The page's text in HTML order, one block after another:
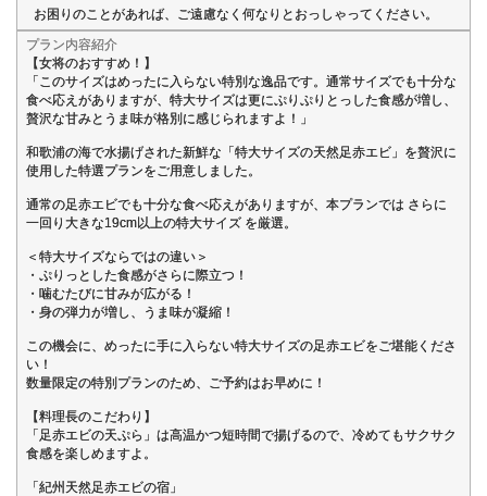
お困りのことがあれば、ご遠慮なく何なりとおっしゃってください。
プラン内容紹介
【女将のおすすめ！】
「このサイズはめったに入らない特別な逸品です。通常サイズでも十分な
食べ応えがありますが、特大サイズは更にぷりぷりとっした食感が増し、
贅沢な甘みとうま味が格別に感じられますよ！」
和歌浦の海で水揚げされた新鮮な「特大サイズの天然足赤エビ」を贅沢に
使用した特選プランをご用意しました。
通常の足赤エビでも十分な食べ応えがありますが、本プランでは さらに
一回り大きな19cm以上の特大サイズ を厳選。
＜特大サイズならではの違い＞
・ぷりっとした食感がさらに際立つ！
・噛むたびに甘みが広がる！
・身の弾力が増し、うま味が凝縮！
この機会に、めったに手に入らない特大サイズの足赤エビをご堪能くださ
い！
数量限定の特別プランのため、ご予約はお早めに！
【料理長のこだわり】
「足赤エビの天ぷら」は高温かつ短時間で揚げるので、冷めてもサクサク
食感を楽しめますよ。
「紀州天然足赤エビの宿」